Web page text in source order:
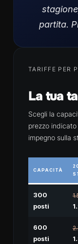
partita.
TARIFFE PER
La tua
Scegli la
prezzo
impegno sulla
CAPACITÀ
300
posti
600
posti